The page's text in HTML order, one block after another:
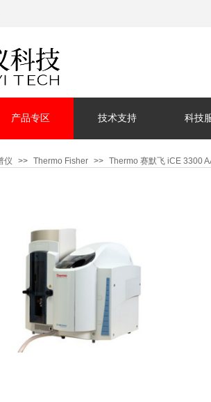
产品专区 技术支持 科技
仪 >> Thermo Fisher >> Thermo 赛默飞 iCE 3300